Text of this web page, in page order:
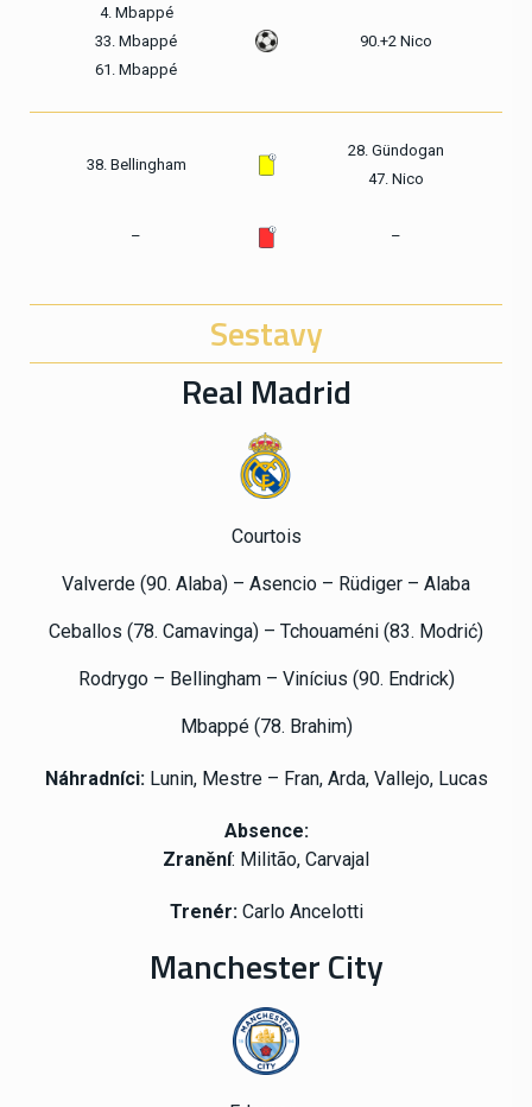
4. Mbappé
33. Mbappé
61. Mbappé
90.+2 Nico
38. Bellingham
28. Gündogan
47. Nico
– –
Sestavy
Real Madrid
Courtois
Valverde (90. Alaba) – Asencio – Rüdiger – Alaba
Ceballos (78. Camavinga) – Tchouaméni (83. Modrić)
Rodrygo – Bellingham – Vinícius (90. Endrick)
Mbappé (78. Brahim)
Náhradníci:Lunin, Mestre – Fran, Arda, Vallejo, Lucas
Absence:
Zranění: Militão, Carvajal
Trenér:Carlo Ancelotti
Manchester City